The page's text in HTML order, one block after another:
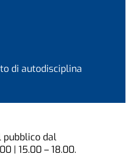
di autodisciplina
pubblico dal
| 15.00 – 18.00.